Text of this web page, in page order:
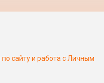
сайту и работа с Личным